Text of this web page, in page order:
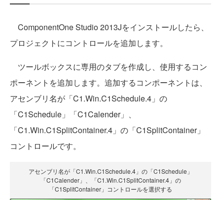
ComponentOne Studio 2013Jをインストールしたら、
プロジェクトにコントロールを追加します。
ツールボックスに専用のタブを作成し、使用するコン
ポーネントを追加します。 追加するコンポーネントは、
アセンブリ名が「C1.Win.C1Schedule.4」の
「C1Schedule」「C1Calender」、
「C1.Win.C1SplitContainer.4」の「C1SplitContainer」
コントロールです。
アセンブリ名が「C1.Win.C1Schedule.4」の「C1Schedule」
「C1Calender」、「C1.Win.C1SplitContainer.4」の
「C1SplitContainer」コントロールを選択する